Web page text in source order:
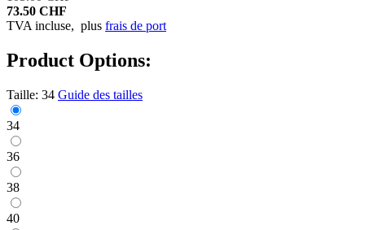
73.50 CHF
TVA incluse, plus frais de port
Product Options:
Taille: 34 Guide des tailles
34
36
38
40